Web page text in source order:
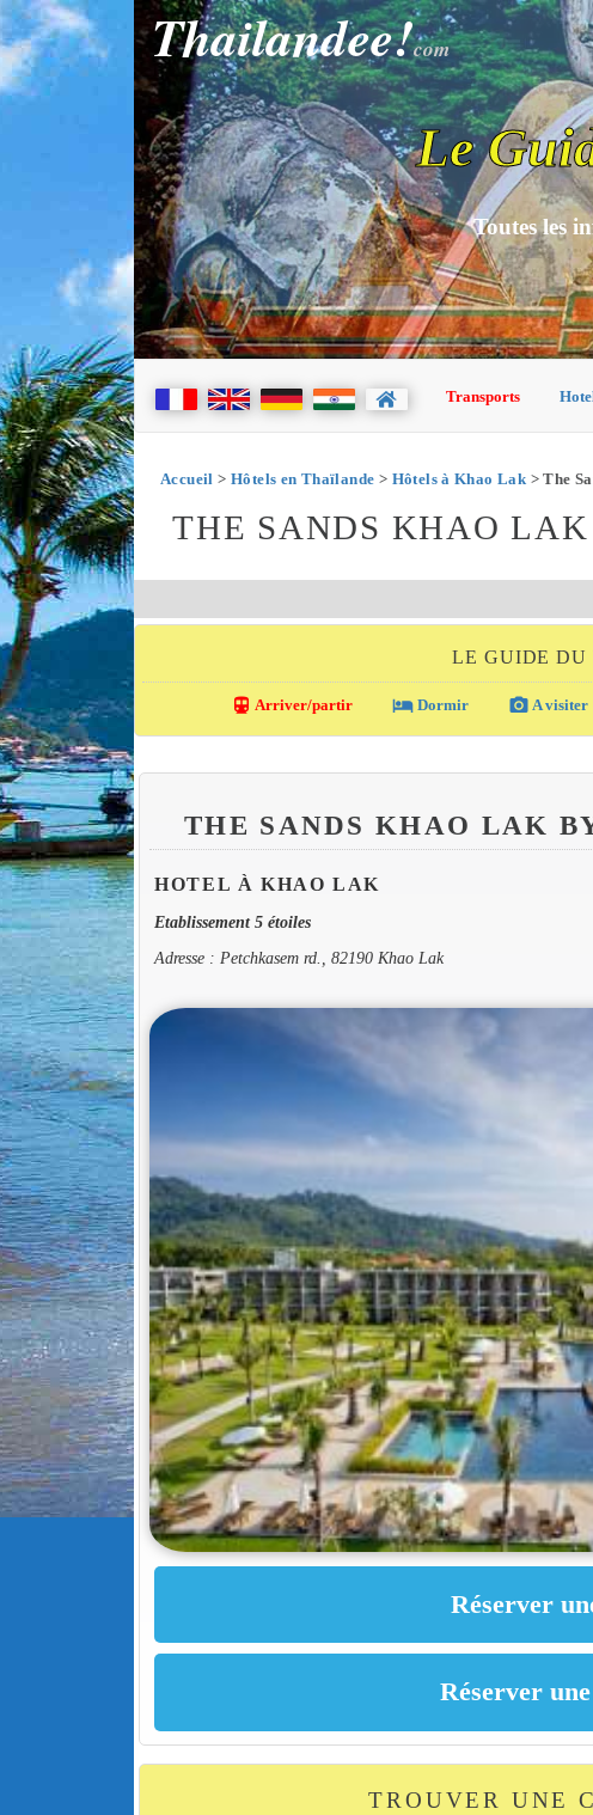
Thailandee!com
Le
Toutes les
Transports
Accueil > Hôtels en Thaïlande > Hôtels à Khao Lak > The
THE SANDS KHAO
LE GUIDE
directions_transit Arriver/partir local_hotel Dormir photo_camera A visiter
THE SANDS KHAO LAK
HOTEL À KHAO LAK
Etablissement 5 étoiles
Adresse : Petchkasem rd., 82190 Khao Lak
TROUVER UNE